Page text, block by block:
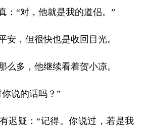
：“对，他就是我的道侣。”
安，但很快也是收回目光。
么多，他继续看着贺小凉。
说的话吗？”
迟疑：“记得。你说过，若是我